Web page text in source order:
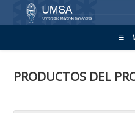
al
PRODUCTOS DEL